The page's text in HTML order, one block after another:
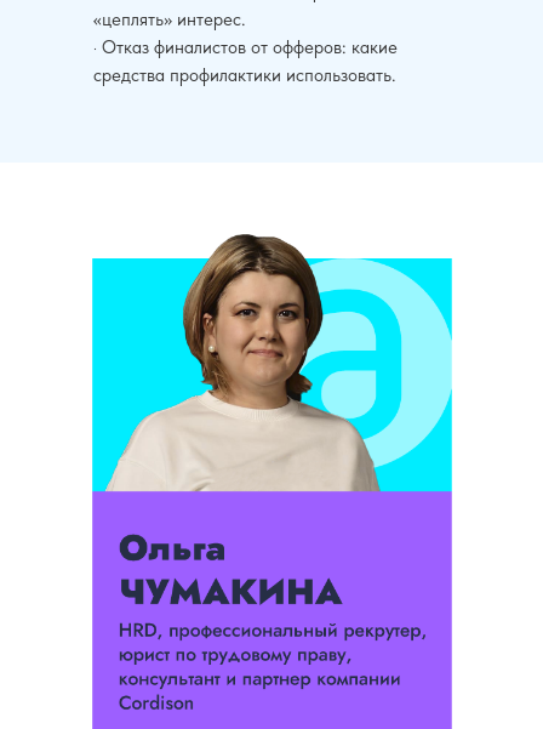
«цеплять» интерес.
· Отказ финалистов от офферов: какие
средства профилактики использовать.